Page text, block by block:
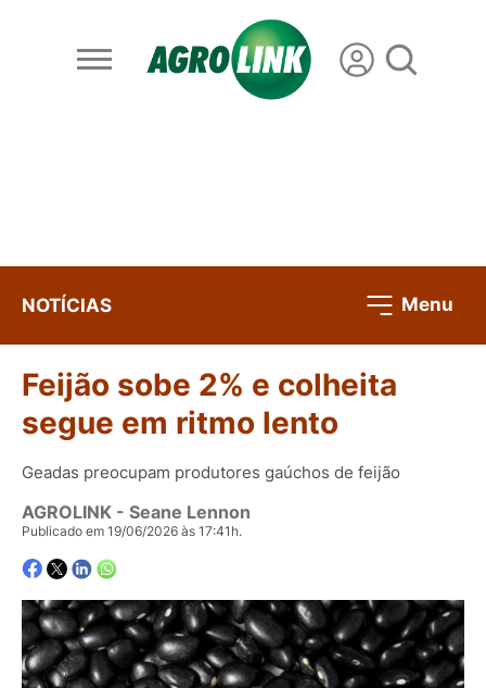
NOTÍCIAS Menu
Feijão sobe 2% e colheita
segue em ritmo lento
Geadas preocupam produtores gaúchos de feijão
AGROLINK - Seane Lennon
Publicado em 19/06/2026 às 17:41h.